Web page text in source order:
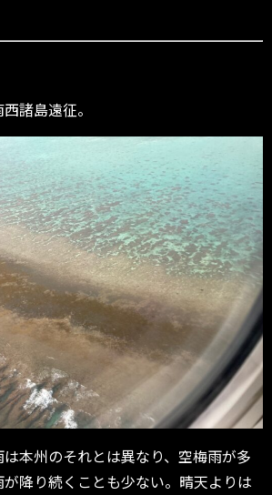
諸島遠征。
本州のそれとは異なり、空梅雨が多
降り続くことも少ない。晴天よりは